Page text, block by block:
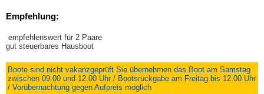
Empfehlung:
empfehlenswert für 2 Paare
gut steuerbares Hausboot
Boote sind nicht vakanzgeprüft Sie übernehmen das Boot am Samstag
zwischen 09.00 und 12.00 Uhr / Bootsrückgabe am Freitag bis 12.00 Uhr
/ Vorübernachtung gegen Aufpreis möglich